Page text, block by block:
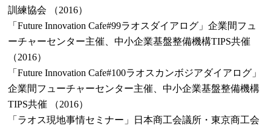
訓練協会 （2016）
「Future Innovation Cafe#99ラオスダイアログ」企業間フュ
ーチャーセンター主催、中小企業基盤整備機構TIPS共催
（2016）
「Future Innovation Cafe#100ラオスカンボジアダイアログ」
企業間フューチャーセンター主催、中小企業基盤整備機構
TIPS共催 （2016）
「ラオス現地事情セミナー」日本商工会議所・東京商工会